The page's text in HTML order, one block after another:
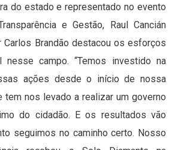
do estado e representado no evento
e Gestão, Raul Cancián
Carlos Brandão destacou os esforços
nesse campo. “Temos investido na
ações desde o início de nossa
tem nos levado a realizar um governo
do cidadão. E os resultados vão
seguimos no caminho certo. Nosso